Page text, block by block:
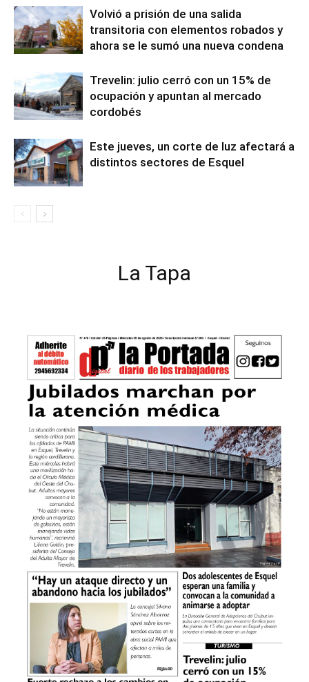
Volvió a prisión de una salida
transitoria con elementos robados y
ahora se le sumó una nueva condena
Trevelin: julio cerró con un 15% de
ocupación y apuntan al mercado
cordobés
Este jueves, un corte de luz afectará a
distintos sectores de Esquel
La Tapa